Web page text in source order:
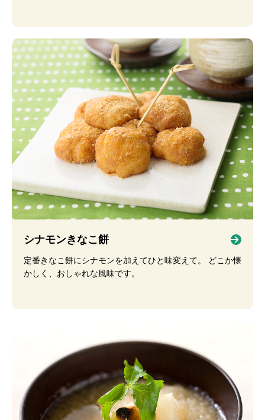
シナモンきなこ餅
定番きなこ餅にシナモンを加えてひと味変えて。 どこか懐
かしく、おしゃれな風味です。